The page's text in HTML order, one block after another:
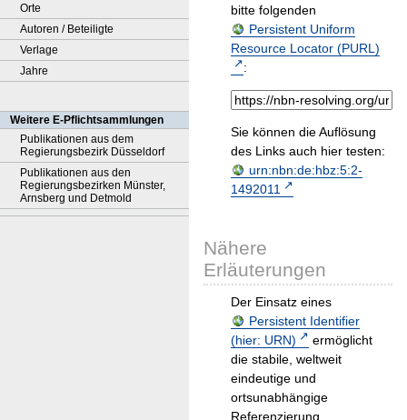
Orte
Autoren / Beteiligte
Verlage
Jahre
Weitere E-Pflichtsammlungen
Publikationen aus dem
Regierungsbezirk Düsseldorf
Publikationen aus den
Regierungsbezirken Münster,
Arnsberg und Detmold
bitte folgenden
Persistent Uniform
Resource Locator (PURL)
:
Sie können die Auflösung
des Links auch hier testen:
urn:nbn:de:hbz:5:2-
1492011
Nähere
Erläuterungen
Der Einsatz eines
Persistent Identifier
(hier: URN)
ermöglicht
die stabile, weltweit
eindeutige und
ortsunabhängige
Referenzierung